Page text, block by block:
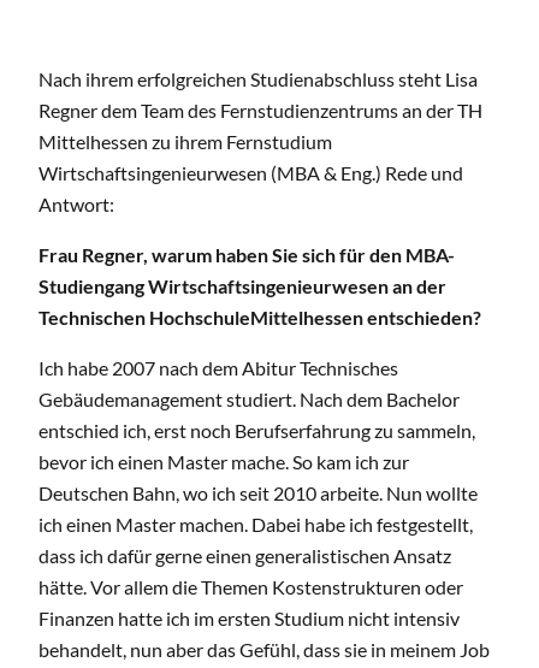
Nach ihrem erfolgreichen Studienabschluss steht Lisa
Regner dem Team des Fernstudienzentrums an der TH
Mittelhessen zu ihrem Fernstudium
Wirtschaftsingenieurwesen (MBA & Eng.) Rede und
Antwort:
Frau Regner, warum haben Sie sich für den MBA-
Studiengang Wirtschaftsingenieurwesen an der
Technischen HochschuleMittelhessen entschieden?
Ich habe 2007 nach dem Abitur Technisches
Gebäudemanagement studiert. Nach dem Bachelor
entschied ich, erst noch Berufserfahrung zu sammeln,
bevor ich einen Master mache. So kam ich zur
Deutschen Bahn, wo ich seit 2010 arbeite. Nun wollte
ich einen Master machen. Dabei habe ich festgestellt,
dass ich dafür gerne einen generalistischen Ansatz
hätte. Vor allem die Themen Kostenstrukturen oder
Finanzen hatte ich im ersten Studium nicht intensiv
behandelt, nun aber das Gefühl, dass sie in meinem Job